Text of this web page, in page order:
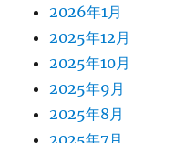
2026年1月
2025年12月
2025年10月
2025年9月
2025年8月